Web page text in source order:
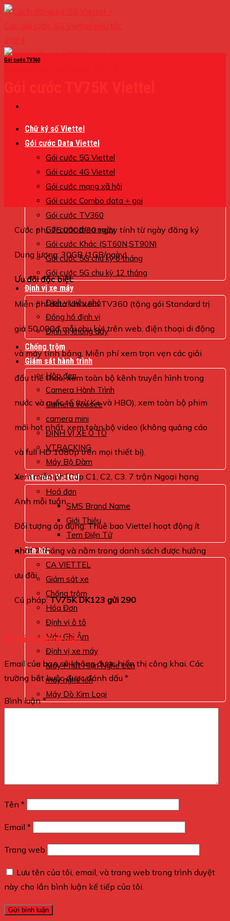
Skip
to
content
Chữ ký số Viettel
Gói cước Data Viettel
Gói cước 5G Viettel
Gói cước 4G Viettel
Gói cước mạng xã hội
Gói cước Combo data + gọi
Gói cước TV360
Gói cước theo ngày
Gói cước Khác (ST60N,ST90N)
Gói cước 5G chu kỳ 6 tháng
Gói cước 5G chu kỳ 12 tháng
Định vị xe máy
Định vị siêu nhỏ
Đồng hồ định vị
Định vị không dây
Chống trộm
Giám sát hành trình
Hộp đen
Camera Hành Trình
Camera Yoosee
camera mini
ĐỊNH VỊ XE Ô TÔ
VTRACKING
Máy Bộ Đàm
Internet Viettel
Hoá đơn
SMS Brand Name
Giới Thiệu
Tem Điện Tử
Tin tức
CA VIETTEL
Giám sát xe
Chống trộm
Hóa Đơn
Định vị ô tô
Máy Ghi Âm
Định vị xe máy
Máy Phát Hiện Nghe Lén
máy nghe lén
Máy Dò Kim Loại
Gói cước TV360
Cước phí: 75.000đ/30 ngày tính từ ngày đăng ký
Dung lượng: 30GB (1GB/ngày)
Ưu đãi đặc biệt:
Miễn phí data khi xem TV360 (tặng gói Standard trị
giá 50.000đ mỗi chu kỳ) trên web, điện thoại di động
và máy tính bảng. Miễn phí xem trọn vẹn các giải
đấu thể thao, xem toàn bộ kênh truyền hình trong
nước và quốc tế (trừ K+ và HBO), xem toàn bộ phim
mới hot nhất, xem toàn bộ video (không quảng cáo
và full HD 1080p trên mọi thiết bị).
Xem miễn phí Cúp C1, C2, C3. 7 trận Ngoại hạng
Anh mỗi tuần
Đối tượng áp dụng: Thuê bao Viettel hoạt động ít
nhất 2 tháng và nằm trong danh sách được hưởng
ưu đãi
Cú pháp:TV75K DK123 gửi 290
Để lại một bình luận
Email của bạn sẽ không được hiển thị công khai. Các
trường bắt buộc được đánh dấu *
Bình luận*
Tên *
Email *
Trang web
Lưu tên của tôi, email, và trang web trong trình duyệt
này cho lần bình luận kế tiếp của tôi.